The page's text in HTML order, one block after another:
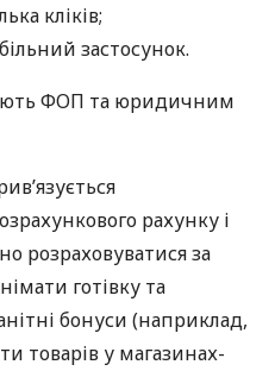
кліків;
застосунок.
ФОП та юридичним
рахунку і
розраховуватися за
готівку та
бонуси (наприклад,
товарів у магазинах-